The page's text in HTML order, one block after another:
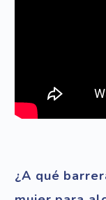
¿A qué